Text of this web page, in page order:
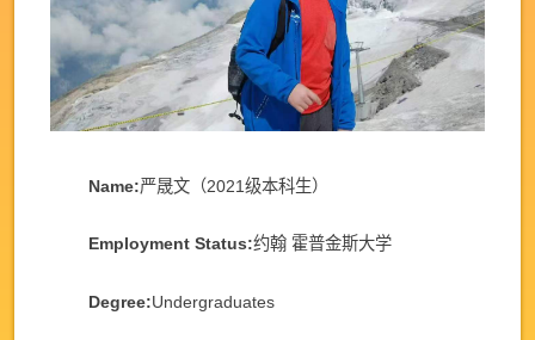
Name:严晟文（2021级本科生）
Employment Status:约翰 霍普金斯大学
Degree:Undergraduates